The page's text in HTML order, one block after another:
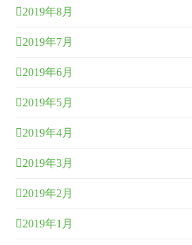
2019年8月
2019年7月
2019年6月
2019年5月
2019年4月
2019年3月
2019年2月
2019年1月